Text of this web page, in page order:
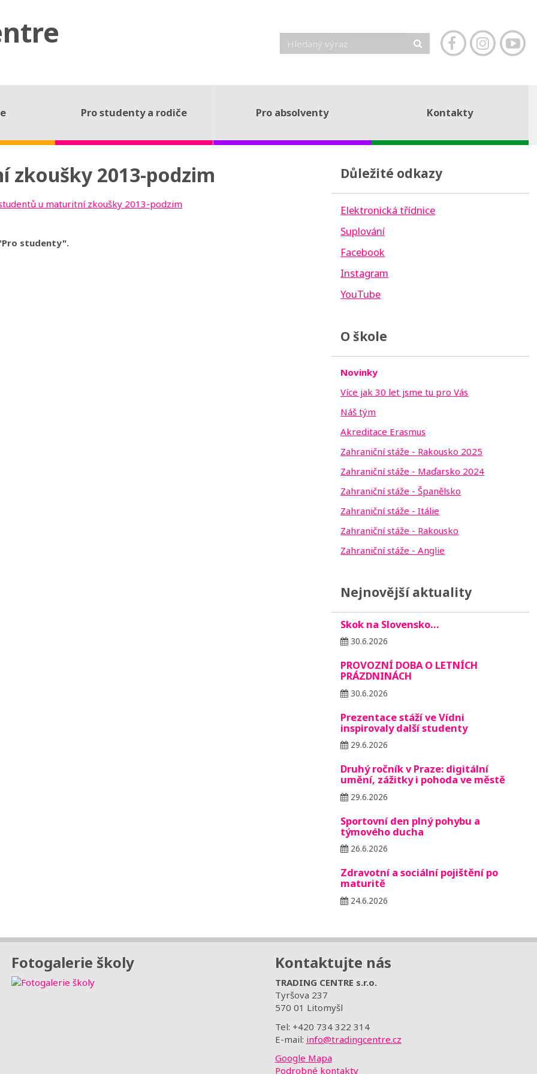
Pro studenty a rodiče Pro absolventy Kontakty
zkoušky 2013-podzim
u maturitní zkoušky 2013-podzim
studenty".
Důležité odkazy
Elektronická třídnice
Suplování
Facebook
Instagram
YouTube
O škole
Novinky
Více jak 30 let jsme tu pro Vás
Náš tým
Akreditace Erasmus
Zahraniční stáže - Rakousko 2025
Zahraniční stáže - Maďarsko 2024
Zahraniční stáže - Španělsko
Zahraniční stáže - Itálie
Zahraniční stáže - Rakousko
Zahraniční stáže - Anglie
Nejnovější aktuality
Skok na Slovensko…
30.6.2026
PROVOZNÍ DOBA O LETNÍCH
PRÁZDNINÁCH
30.6.2026
Prezentace stáží ve Vídni
inspirovaly další studenty
29.6.2026
Druhý ročník v Praze: digitální
umění, zážitky i pohoda ve městě
29.6.2026
Sportovní den plný pohybu a
týmového ducha
26.6.2026
Zdravotní a sociální pojištění po
maturitě
24.6.2026
Fotogalerie školy Kontaktujte nás
TRADING CENTRE s.r.o.
Tyršova 237
570 01 Litomyšl
Tel: +420 734 322 314
E-mail: info@tradingcentre.cz
Google Mapa
Podrobné kontakty